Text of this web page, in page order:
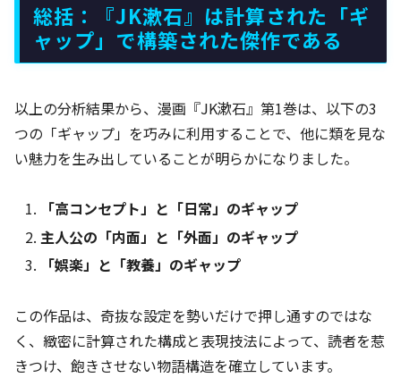
総括：『JK漱石』は計算された「ギ
ャップ」で構築された傑作である
以上の分析結果から、漫画『JK漱石』第1巻は、以下の3
つの「ギャップ」を巧みに利用することで、他に類を見な
い魅力を生み出していることが明らかになりました。
「高コンセプト」と「日常」のギャップ
主人公の「内面」と「外面」のギャップ
「娯楽」と「教養」のギャップ
この作品は、奇抜な設定を勢いだけで押し通すのではな
く、緻密に計算された構成と表現技法によって、読者を惹
きつけ、飽きさせない物語構造を確立しています。